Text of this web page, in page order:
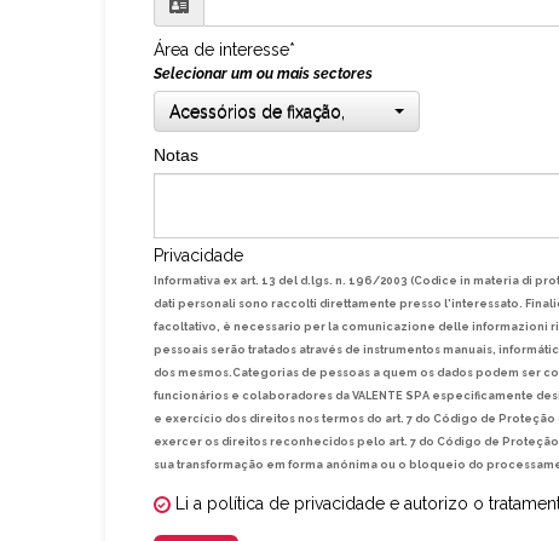
Área de interesse*
Selecionar um ou mais sectores
Acessórios de fixação,
Notas
Privacidade
Informativa ex art. 13 del d.lgs. n. 196/2003 (Codice in materia di
dati personali sono raccolti direttamente presso l'interessato.
facoltativo, è necessario per la comunicazione delle informazioni
pessoais serão tratados através de instrumentos manuais,
dos mesmos.Categorias de pessoas a quem os dados podem ser
funcionários e colaboradores da VALENTE SPA especificamente
e exercício dos direitos nos termos do art. 7 do Código de Proteção
exercer os direitos reconhecidos pelo art. 7 do Código de
sua transformação em forma anónima ou o bloqueio do
Li a política de privacidade e autorizo o